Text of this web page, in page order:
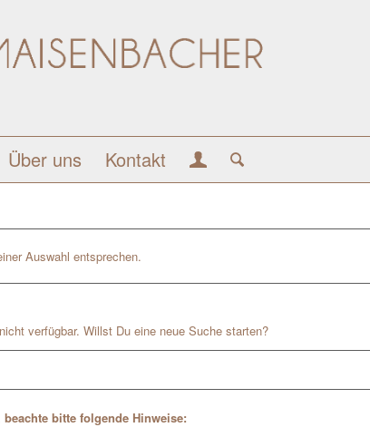
Über uns Kontakt
Auswahl entsprechen.
verfügbar. Willst Du eine neue Suche starten?
bitte folgende Hinweise: